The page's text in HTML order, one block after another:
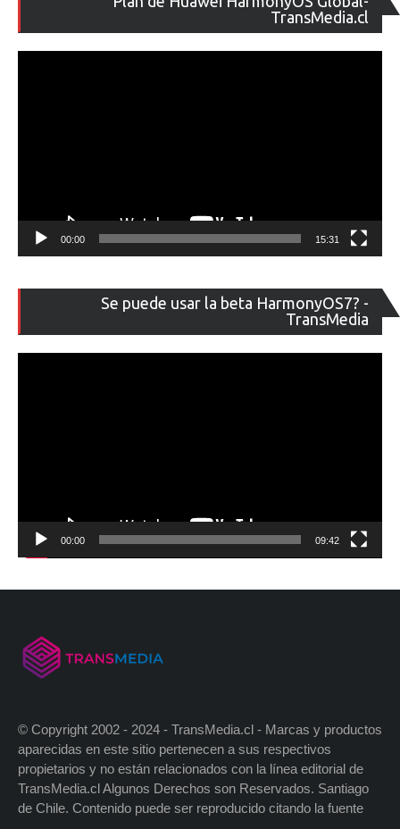
TransMedia.cl
de
00:00 15:31
Se puede usar la beta HarmonyOS7? -
TransMedia
de
00:00 09:42
© Copyright 2002 - 2024 - TransMedia.cl - Marcas y productos
aparecidas en este sitio pertenecen a sus respectivos
propietarios y no están relacionados con la línea editorial de
TransMedia.cl Algunos Derechos son Reservados. Santiago
de Chile. Contenido puede ser reproducido citando la fuente